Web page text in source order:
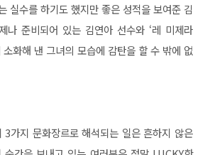
실수를 하기도 했지만 좋은 성적을 보여준 김
나 준비되어 있는 김연아 선수와 ‘레 미제라
소화해 낸 그녀의 모습에 감탄을 할 수 밖에 없
3가지 문화장르로 해석되는 일은 흔하지 않은